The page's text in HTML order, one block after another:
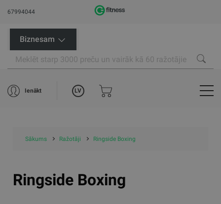
67994044
Biznesam
Ienākt LV
Sākums Ražotāji Ringside Boxing
Ringside Boxing